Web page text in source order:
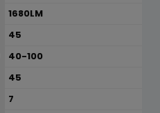
1680LM
45
40-100
45
7